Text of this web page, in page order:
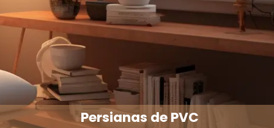
Persianas de PVC